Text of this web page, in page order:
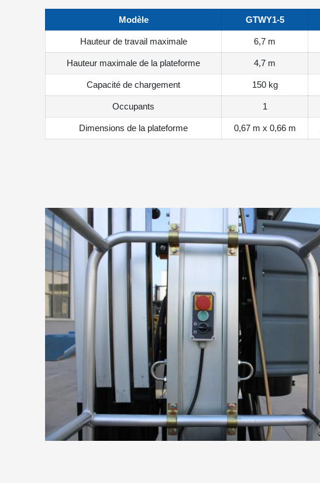
Modèle GTWY1-5
Hauteur de travail maximale 6,7 m
Hauteur maximale de la plateforme 4,7 m
Capacité de chargement 150 kg
Occupants 1
Dimensions de la plateforme 0,67 m x 0,66 m